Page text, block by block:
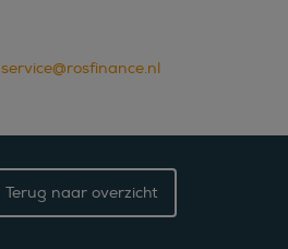
service@rosfinance.nl
Terug naar overzicht